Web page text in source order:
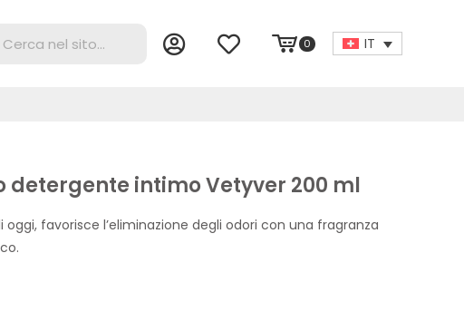
0 IT
detergente intimo Vetyver 200 ml
oggi, favorisce l’eliminazione degli odori con una fragranza